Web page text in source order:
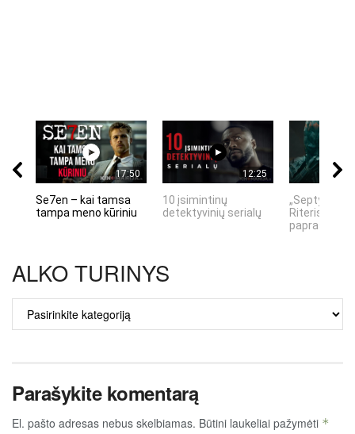
17:50
Se7en – kai tamsa
tampa meno kūriniu
12:25
10 įsimintinų
detektyvinių serialų
„Septynių
Riteris" – kai
ALKO TURINYS
TURINYS
Parašykite komentarą
El. pašto adresas nebus skelbiamas. Būtini laukeliai pažymėti *